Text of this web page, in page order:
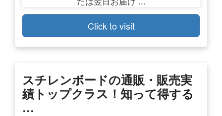
Click to visit
スチレンボードの通販・販売実
績トップクラス！知って得する
…